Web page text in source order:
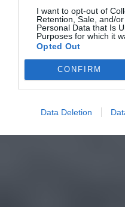
I want to opt-out of
Retention, Sale, and/
Personal Data that Is
Purposes for which it
Opted Out
CONFIRM
Data Deletion